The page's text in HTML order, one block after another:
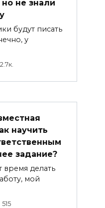
не знали
будут писать
у
2.7к.
научить
задание?
делать
мой
515